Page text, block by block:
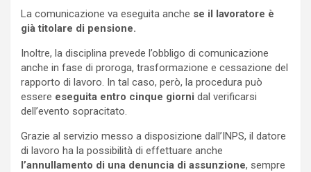
La comunicazione va eseguita anche se il lavoratore è
già titolare di pensione.
Inoltre, la disciplina prevede l’obbligo di comunicazione
anche in fase di proroga, trasformazione e cessazione del
rapporto di lavoro. In tal caso, però, la procedura può
essere eseguita entro cinque giorni dal verificarsi
dell’evento sopracitato.
Grazie al servizio messo a disposizione dall’INPS, il datore
di lavoro ha la possibilità di effettuare anche
l’annullamento di una denuncia di assunzione, sempre